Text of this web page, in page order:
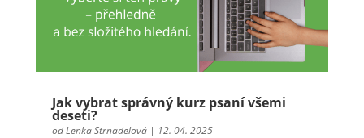
Jak vybrat správný kurz psaní všemi
deseti?
odLenka Strnadelová| 12. 04. 2025